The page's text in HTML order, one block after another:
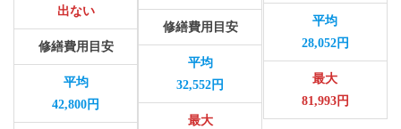
出ない
修繕費用目安
平均
42,800円
修繕費用目安
平均
32,552円
最大
平均
28,052円
最大
81,993円